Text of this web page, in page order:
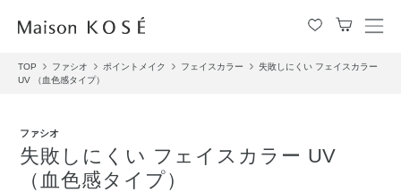
メ
ュ
TOP ファシオ ポイントメイク フェイスカラー
失敗しにくい フェイスカラー
UV （血色感タイプ）
ファシオ
失敗しにくい フェイスカラー UV
（血色感タイプ）